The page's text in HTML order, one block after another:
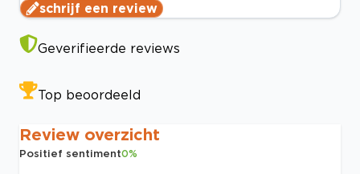
schrijf een review
Geverifieerde reviews
Top beoordeeld
Review overzicht
Positief sentiment0%